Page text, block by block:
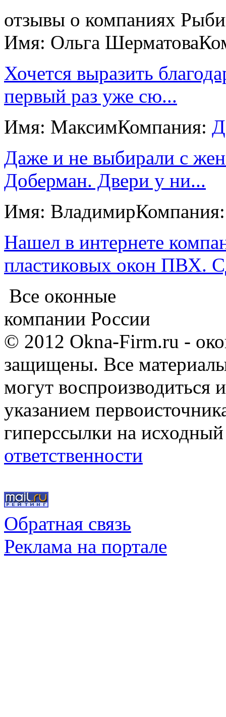
отзывы о компаниях
Имя: Ольга Шерматова
Хочется выразить
первый раз уже сю...
Имя: МаксимКомпания:
Даже и не выбирали с
Доберман. Двери у ни...
Имя: Владимир
Нашел в интернете
пластиковых окон ПВХ.
Все оконные
компании России
© 2012 Okna-Firm.ru -
защищены. Все
могут воспроизводиться
указанием
гиперссылки на
ответственности
Обратная связь
Реклама на портале